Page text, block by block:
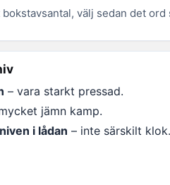
välj sedan det
– vara starkt pressad.
jämn kamp.
i lådan – inte särskilt klok.